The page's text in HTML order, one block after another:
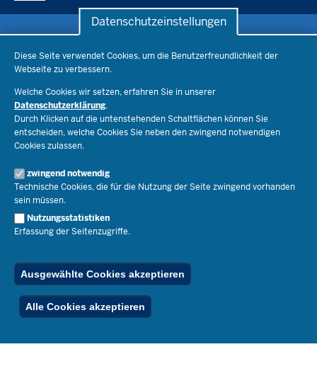
Datenschutzeinstellungen
Diese Seite verwendet Cookies, um die Benutzerfreundlichkeit der
Webseite zu verbessern.
Welche Cookies wir setzen, erfahren Sie in unserer
Datenschutzerklärung.
Durch Klicken auf die untenstehenden Schaltflächen können Sie
entscheiden, welche Cookies Sie neben den zwingend notwendigen
Cookies zulassen.
zwingend notwendig
Technische Cookies, die für die Nutzung der Seite zwingend vorhanden
sein müssen.
Nutzungsstatistiken
Erfassung der Seitenzugriffe.
Ausgewählte Cookies akzeptieren
Alle Cookies akzeptieren
Bildungsthemen
Lehrkräfte
Recht
Schulleben
Ministerium
Ministerin Dorothee Feller
Staatssekretär Dr. Urban Mauer
Open Government
Bibliothek
Veranstaltungen
Geschäftsbereich
Presse
Pressefotos
Social Media
Pressekontakt
Service
Schule(n) suchen
Kontakt
Der Weg zu uns
Publikationen
RSS-Feed
Ferienordnung
© 2026 Bildungsportal NRW
Below
Footer
Menu
Inhalt Impressum Datenschutz